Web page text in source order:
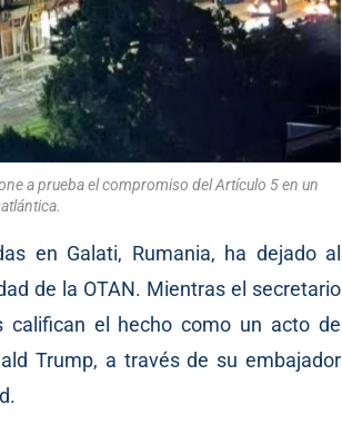
a prueba el compromiso del Artículo 5 en un
en Galati, Rumania, ha dejado al
de la OTAN. Mientras el secretario
califican el hecho como un acto de
Trump, a través de su embajador